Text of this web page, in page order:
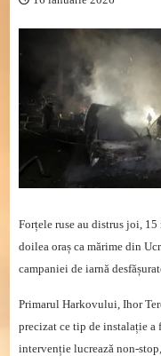
Forțele ruse au distrus joi,
doilea oraș ca mărime din
campaniei de iarnă
Primarul Harkovului, Ihor
precizat ce tip de instalație a
intervenție lucrează non-